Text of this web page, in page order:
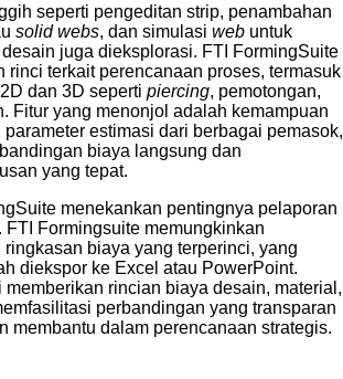
seperti pengeditan strip, penambahan
solid webs, dan simulasi web untuk
juga dieksplorasi. FTI FormingSuite
rinci terkait perencanaan proses, termasuk
dan 3D seperti piercing, pemotongan,
Fitur yang menonjol adalah kemampuan
estimasi dari berbagai pemasok,
biaya langsung dan
yang tepat.
menekankan pentingnya pelaporan
FTI Formingsuite memungkinkan
biaya yang terperinci, yang
diekspor ke Excel atau PowerPoint.
memberikan rincian biaya desain, material,
perbandingan yang transparan
membantu dalam perencanaan strategis.